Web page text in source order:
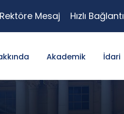
Rektöre Mesaj Hızlı Bağlantı
Akademik İdari